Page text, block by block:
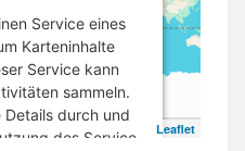
Leaflet
Service eines
Karteninhalte
Service kann
sammeln.
Details durch und
des Service